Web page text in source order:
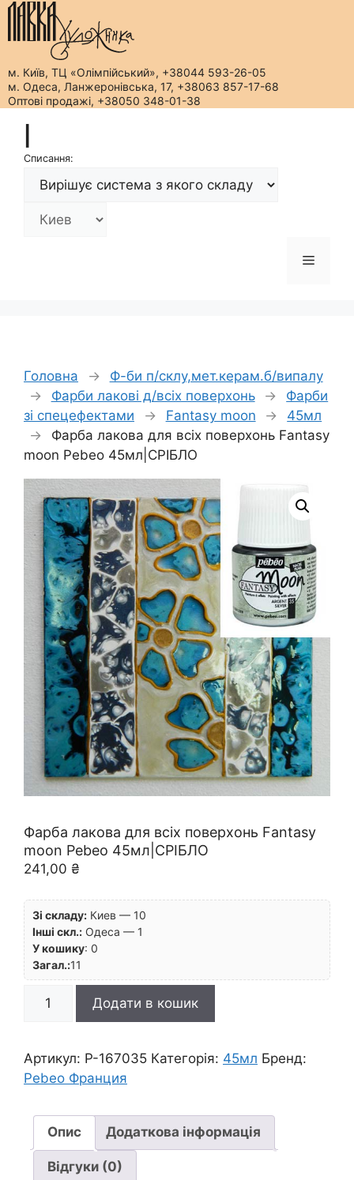
м. Київ, ТЦ «Олімпійський», +38044 593-26-05
м. Одеса, Ланжеронівська, 17, +38063 857-17-68
Оптові продажі, +38050 348-01-38
вмістуСписання:
Меню
Головна →
Ф-би п/склу,мет.керам.б/випалу
→
Фарби лакові д/всіх поверхонь →
Фарби
зі спецефектами
→ Fantasy moon →
45мл
→
Фарба лакова для всіх поверхонь Fantasy
moon Pebeo 45мл|СРІБЛО
Фарба лакова для всіх поверхонь Fantasy
moon Pebeo 45мл|СРІБЛО
241,00 ₴
Зі складу: Киев — 10
Інші скл.: Одеса — 1
У кошику: 0
Загал.:11
лакова
всіх
поверхонь
moon
Pebeo
45мл|
СРІБЛО
Додати в кошик
Артикул: P-167035 Категорія: 45мл Бренд:
Pebeo Франция
Опис Додаткова інформація
Відгуки (0)